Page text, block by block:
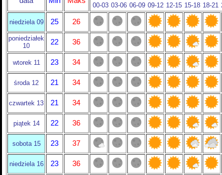
00-03 03-06 06-09 09-12 12-15 15-18 18-21
niedziela 09 25 26
poniedziałek
10
22 36
wtorek 11 23 34
środa 12 21 34
czwartek 13 21 34
piątek 14 22 36
sobota 15 23 37
niedziela 16 23 36